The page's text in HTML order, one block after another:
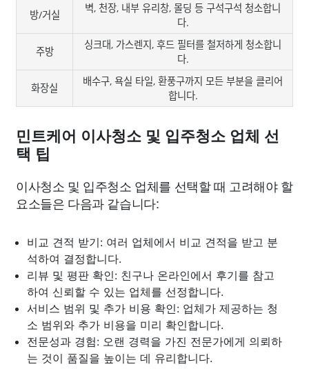
방/거실
벽, 천장, 내부 유리창, 몰딩 등 구석구석 청소합니
다.
주방
싱크대, 가스렌지, 후드 필터를 철저하게 청소합니
다.
화장실
배수구, 욕실 타일, 환풍구까지 모든 부분을 클리어
합니다.
민트케어 이사청소 및 입주청소 업체 선
택 팁
이사청소 및 입주청소 업체를 선택할 때 고려해야 할
요소들은 다음과 같습니다:
비교 견적 받기: 여러 업체에서 비교 견적을 받고 분
석하여 결정합니다.
리뷰 및 평판 확인: 친구나 온라인에서 후기를 참고
하여 신뢰할 수 있는 업체를 선정합니다.
서비스 범위 및 추가 비용 확인: 업체가 제공하는 청
소 범위와 추가 비용을 미리 확인합니다.
전문성과 경험: 오랜 경력을 가진 전문가에게 의뢰하
는 것이 품질을 높이는 데 유리합니다.